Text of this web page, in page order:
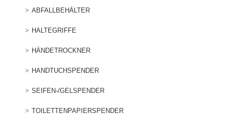
ABFALLBEHÄLTER
HALTEGRIFFE
HÄNDETROCKNER
HANDTUCHSPENDER
SEIFEN-/GELSPENDER
TOILETTENPAPIERSPENDER